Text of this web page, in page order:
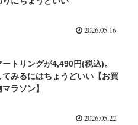
2026.05.16
ートリングが4,490円(税込)。
てみるにはちょうどいい【お買
ラソン】
2026.05.22